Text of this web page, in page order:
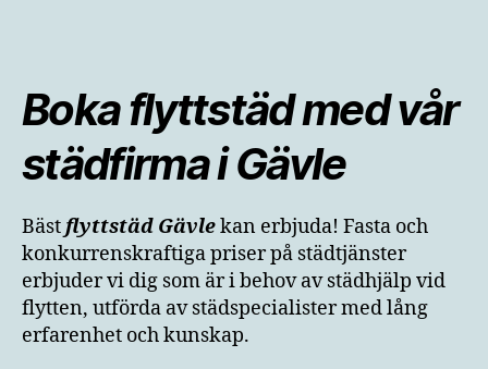
Boka flyttstäd med vår
städfirma i Gävle
Bästflyttstäd Gävlekan erbjuda! Fasta och
konkurrenskraftiga priser på städtjänster
erbjuder vi dig som är i behov av städhjälp vid
flytten, utförda av städspecialister med lång
erfarenhet och kunskap.